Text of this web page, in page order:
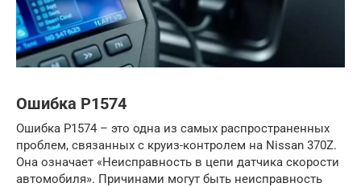
Ошибка P1574
Ошибка P1574 – это одна из самых распространенных
проблем, связанных с круиз-контролем на Nissan 370Z.
Она означает «Неисправность в цепи датчика скорости
автомобиля». Причинами могут быть неисправность